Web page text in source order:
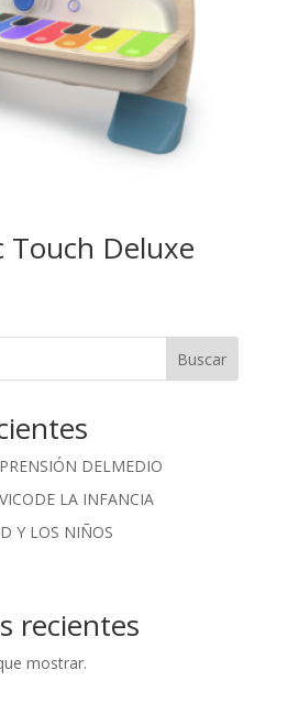
Touch Deluxe
Buscar
DELMEDIO
LA INFANCIA
Y LOS NIÑOS
recientes
mostrar.